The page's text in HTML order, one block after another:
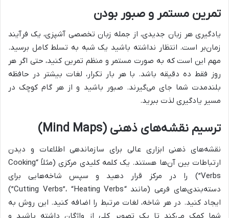
تمرین مستمر و صبور بودن
یادگیری هر زبان جدیدی، از جمله زبان تخصصی آشپزی، یک فرآیند
زمان‌بر است. انتظار نداشته باشید یک شبه به تسلط کامل برسید.
مهم این است که به صورت مستمر و منظم تمرین کنید، حتی اگر هر
روز فقط ده دقیقه باشد. با هر بار تکرار، لغات بیشتر در حافظه
بلندمدت شما جای می‌گیرند. صبور باشید و از هر گام کوچک در
مسیر یادگیری لذت ببرید.
ترسیم نقشه‌های ذهنی (Mind Maps)
نقشه‌های ذهنی ابزاری عالی برای سازماندهی اطلاعات و دیدن
ارتباطات بین آن‌ها هستند. یک کلمه کلیدی مرکزی (مثلاً “Cooking
Verbs”) را در مرکز قرار دهید و سپس شاخه‌هایی برای
دسته‌بندی‌های فرعی (مانند “Cutting Verbs”، “Heating Verbs”)
ایجاد کنید. در هر شاخه، لغات مرتبط را اضافه کنید. این روش به
شما کمک می‌کند تا یک تصویر کلی از واژگان داشته باشید و